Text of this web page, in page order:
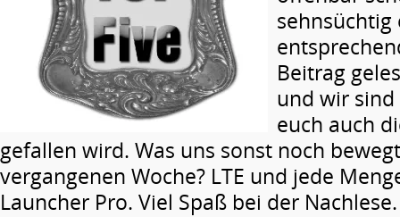
Beitrag
und wir
euch auch
gefallen wird. Was uns sonst noch
vergangenen Woche? LTE und jede
Launcher Pro. Viel Spaß bei der Nachlese.